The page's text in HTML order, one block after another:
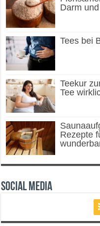
Darm
Tees bei
Teekur
Tee
Rezepte
Social Media